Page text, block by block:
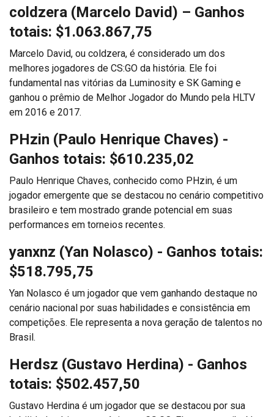
coldzera (Marcelo David) – Ganhos
totais: $1.063.867,75
Marcelo David, ou coldzera, é considerado um dos
melhores jogadores de CS:GO da história. Ele foi
fundamental nas vitórias da Luminosity e SK Gaming e
ganhou o prêmio de Melhor Jogador do Mundo pela HLTV
em 2016 e 2017.
PHzin (Paulo Henrique Chaves) -
Ganhos totais: $610.235,02
Paulo Henrique Chaves, conhecido como PHzin, é um
jogador emergente que se destacou no cenário competitivo
brasileiro e tem mostrado grande potencial em suas
performances em torneios recentes.
yanxnz (Yan Nolasco) - Ganhos totais:
$518.795,75
Yan Nolasco é um jogador que vem ganhando destaque no
cenário nacional por suas habilidades e consistência em
competições. Ele representa a nova geração de talentos no
Brasil.
Herdsz (Gustavo Herdina) - Ganhos
totais: $502.457,50
Gustavo Herdina é um jogador que se destacou por sua